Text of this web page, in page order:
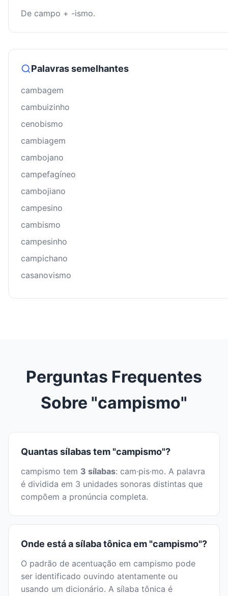
De campo + -ismo.
Palavras semelhantes
cambagem
cambuizinho
cenobismo
cambiagem
cambojano
campefagíneo
cambojiano
campesino
cambismo
campesinho
campichano
casanovismo
Perguntas Frequentes
Sobre "campismo"
Quantas sílabas tem "campismo"?
campismo tem 3 sílabas: cam·pis·mo. A palavra
é dividida em 3 unidades sonoras distintas que
compõem a pronúncia completa.
Onde está a sílaba tônica em "campismo"?
O padrão de acentuação em campismo pode
ser identificado ouvindo atentamente ou
usando um dicionário. A sílaba tônica é